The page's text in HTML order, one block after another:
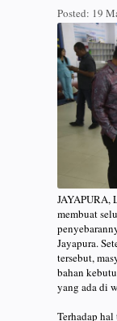
Posted: 19
JAYAPURA,
membuat
Jayapura.
tersebut,
bahan
yang ada di
Terhadap